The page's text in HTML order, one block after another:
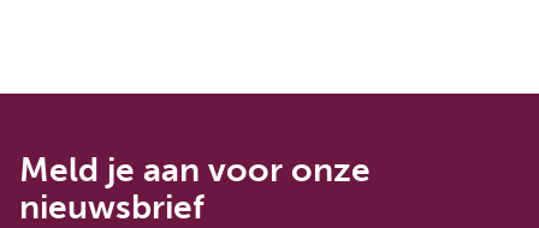
Meld je aan voor onze
nieuwsbrief